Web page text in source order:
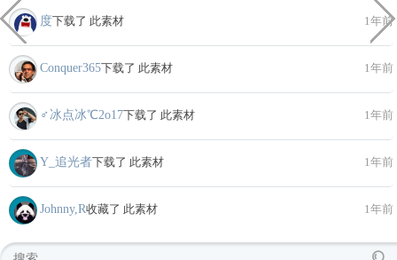
度下载了 此素材 1年前
Conquer365下载了 此素材 1年前
♂冰点冰℃2o17下载了 此素材 1年前
Y_追光者下载了 此素材 1年前
Johnny,R收藏了 此素材 1年前